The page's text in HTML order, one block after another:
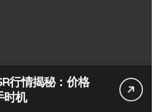
行情揭秘：价格
时机